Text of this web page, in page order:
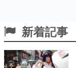
新着記事